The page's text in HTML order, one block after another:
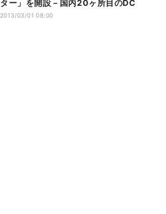
ター」を開設－国内20ヶ所目のDC
2013/03/01 08:00